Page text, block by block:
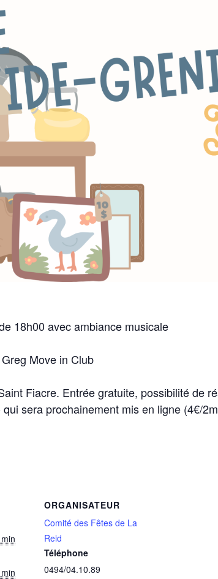
18h00 avec ambiance musicale
Move in Club
Fiacre. Entrée gratuite, possibilité de
sera prochainement mis en ligne (4€/
ORGANISATEUR
Comité des Fêtes de La
Reid
Téléphone
0494/04.10.89